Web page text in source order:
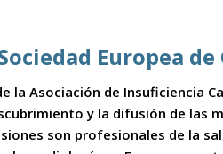
Europea de
Asociación de Insuficiencia
y la difusión de las
son profesionales de la